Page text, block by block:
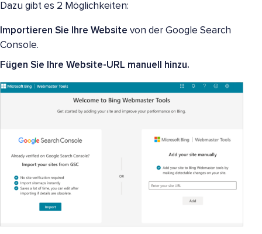
Dazu gibt es 2 Möglichkeiten:
Importieren Sie Ihre Website von der Google Search
Console.
Fügen Sie Ihre Website-URL manuell hinzu.